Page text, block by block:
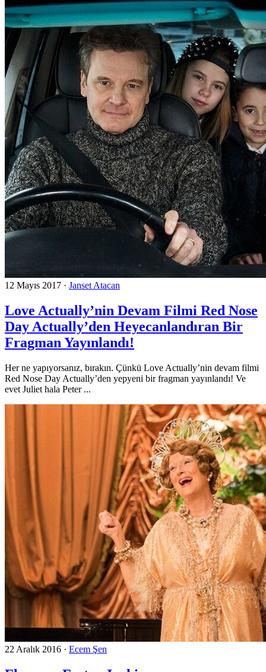
12 Mayıs 2017 · Janset Atacan
Love Actually’nin Devam Filmi Red Nose
Day Actually’den Heyecanlandıran Bir
Fragman Yayınlandı!
Her ne yapıyorsanız, bırakın. Çünkü Love Actually’nin devam filmi
Red Nose Day Actually’den yepyeni bir fragman yayınlandı! Ve
evet Juliet hala Peter ...
22 Aralık 2016 · Ecem Şen